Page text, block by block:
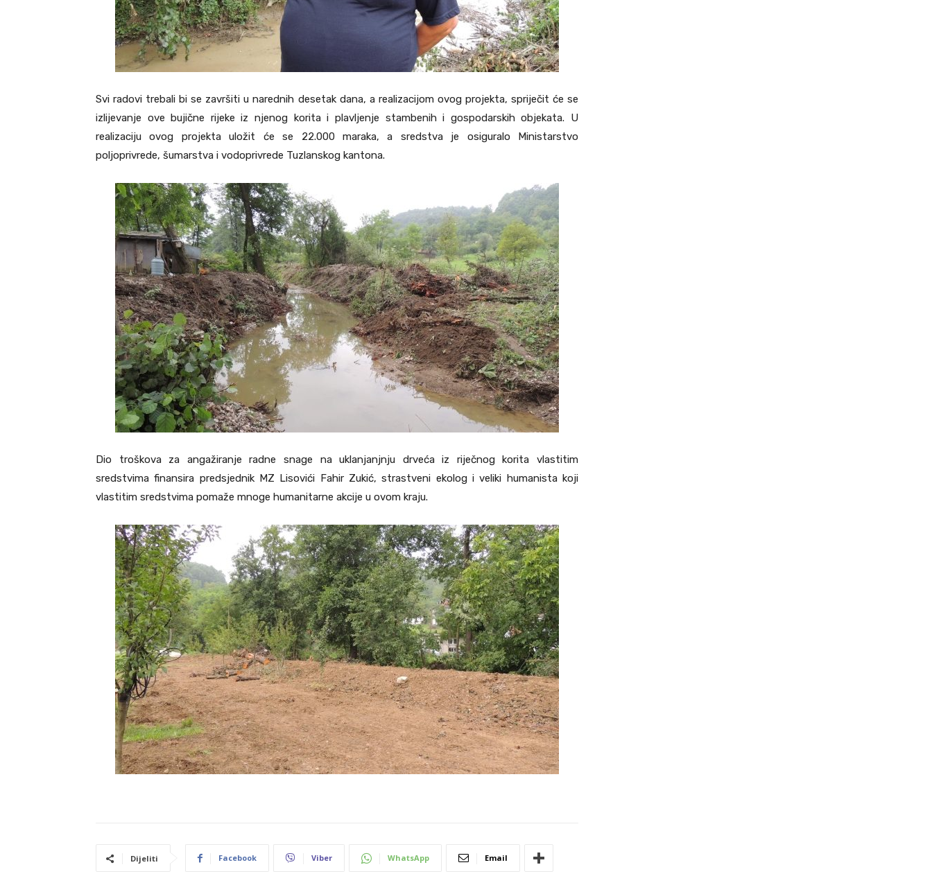
Svi radovi trebali bi se završiti u narednih desetak dana, a realizacijom ovog projekta, spriječit će se
izlijevanje ove bujične rijeke iz njenog korita i plavljenje stambenih i gospodarskih objekata. U
realizaciju ovog projekta uložit će se 22.000 maraka, a sredstva je osiguralo Ministarstvo
poljoprivrede, šumarstva i vodoprivrede Tuzlanskog kantona.
Dio troškova za angažiranje radne snage na uklanjanjnju drveća iz riječnog korita vlastitim
sredstvima finansira predsjednik MZ Lisovići Fahir Zukić, strastveni ekolog i veliki humanista koji
vlastitim sredstvima pomaže mnoge humanitarne akcije u ovom kraju.
Dijeliti Facebook Viber WhatsApp Email